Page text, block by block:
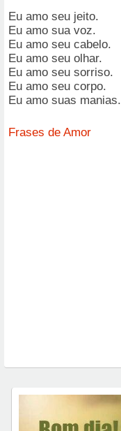
Eu amo seu jeito.
Eu amo sua voz.
Eu amo seu cabelo.
Eu amo seu olhar.
Eu amo seu sorriso.
Eu amo seu corpo.
Eu amo suas manias.
Frases de Amor